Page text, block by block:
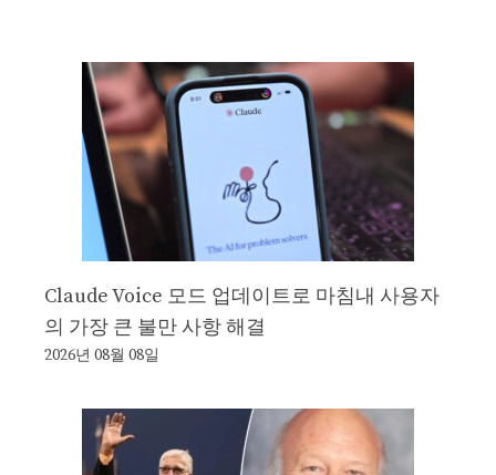
Claude Voice 모드 업데이트로 마침내 사용자
의 가장 큰 불만 사항 해결
2026년 08월 08일